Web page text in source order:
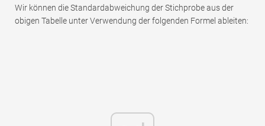
Wir können die Standardabweichung der Stichprobe aus der
obigen Tabelle unter Verwendung der folgenden Formel ableiten: